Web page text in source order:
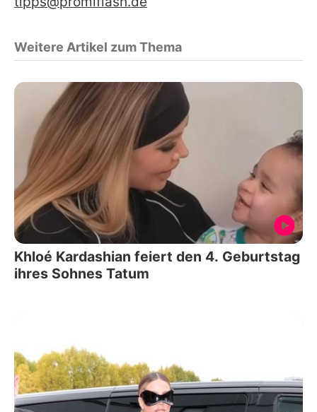
Weitere Artikel zum Thema
Khloé Kardashian feiert den 4. Geburtstag
ihres Sohnes Tatum